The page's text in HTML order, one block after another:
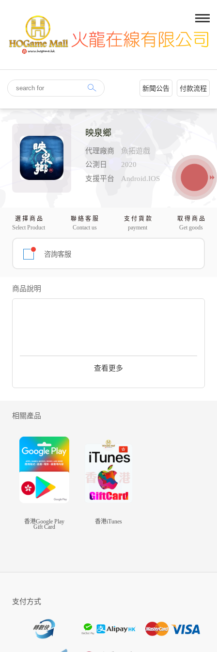
新聞公告 付款流程
映泉鄉
代理廠商
魚拓遊戲
公測日
2020
支援平台
Android.IOS
選 擇 商 品
Select Product
聯 絡 客 服
Contact us
支 付 貨 款
payment
取 得 商 品
Get goods
咨詢客服
商品說明
獲得各種獎賞、寶物。
簡單操作後溫泉就可以開始營業。放置玩，超休閒。玩家還可以自訂
輕度冒險，愛不釋手
與神同行，在映泉鄉附近探索收集食材，遊玩的同時還可能獲得傳說
中的秘寶。
一起來體驗療育的溫泉與台灣神靈的魅力吧
查看更多
相關產品
香港Google Play
Gift Card
香港iTunes
支付方式